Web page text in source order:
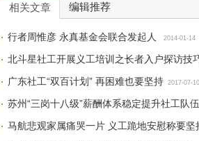
相关文章 编辑推荐
行者周惟彦 永真基金会联合发起人 2014-01-14
北斗星社工开展义工培训之长者入户探访技
广东社工“双百计划” 再困难也要坚持 2017-07-10
苏州“三岗十八级”薪酬体系稳定提升社工队伍
马航悲观家属痛哭一片 义工跪地安慰称要坚